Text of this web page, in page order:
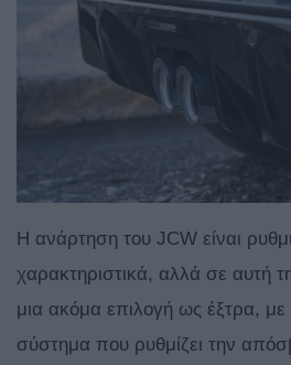
Η ανάρτηση του JCW είναι
χαρακτηριστικά, αλλά σε αυτή
μια ακόμα επιλογή ως έξτρα,
σύστημα που ρυθμίζει την